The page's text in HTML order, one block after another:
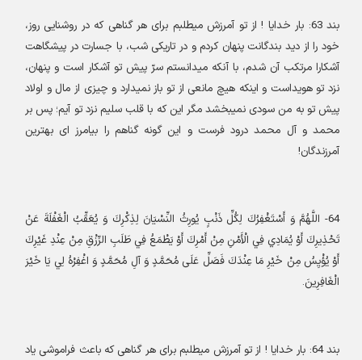
بند63: بار خدایا ! از تو آمرزش میطلبم برای هر گناهی که در روشنایی روز،
خود را از دید بندگانت پنهان کردم و در تاریکی شب، با جسارت در پیشگاهت
آشکارا مرتکب آن شدم، با آنکه میدانستم سرّ پیش تو آشکار است و پنهان،
نزد تو هویداست و اینکه هیچ مانعی از تو باز نمیدارد و چیزی از مال و اولاد
پیش تو به من سودی نمیبخشد مگر این که با قلب سلیم نزد تو آیم؛ پس بر
محمد و آل محمد درود فرست و این گونه گناهم را بیامرز ای بهترین
آمرزندگان!
64- اللَّهُمَّ وَ أَسْتَغْفِرُكَ لِكُلِّ ذَنْبٍ يُورِثُ النِّسْيَانَ لِذِكْرِكَ وَ يُعَقِّبُ الْغَفْلَةَ عَنْ
تَحْذِيرِكَ أَوْ يُمَادِي فِي الْأَمْنِ مِنْ أَمْرِكَ أَوْ يَطْمَعُ فِي طَلَبِ الرِّزْقِ مِنْ عِنْدِ غَيْرِكَ
أَوْ يُؤْيِسُ مِنْ خَيْرِ مَا عِنْدَكَ فَصَلِّ عَلَى مُحَمَّدٍ وَ آلِ مُحَمَّدٍ وَ اغْفِرْهُ لِي يَا خَيْرَ
الْغَافِرِينَ.
بند64: بار خدایا ! از تو آمرزش میطلبم برای هر گناهی که باعث فراموشی یاد